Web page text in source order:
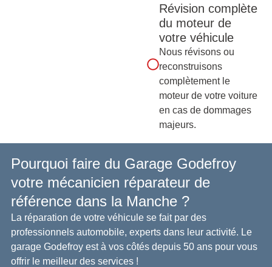
Révision complète
du moteur de
votre véhicule
Nous révisons ou
reconstruisons
complètement le
moteur de votre voiture
en cas de dommages
majeurs.
Pourquoi faire du Garage Godefroy
votre mécanicien réparateur de
référence dans la Manche ?
La réparation de votre véhicule se fait par des
professionnels automobile, experts dans leur activité. Le
garage Godefroy est à vos côtés depuis 50 ans pour vous
offrir le meilleur des services !